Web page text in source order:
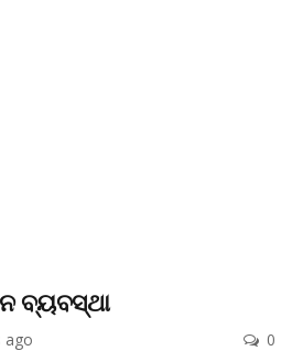
ବ୍ୟବସ୍ଥା
ago 0